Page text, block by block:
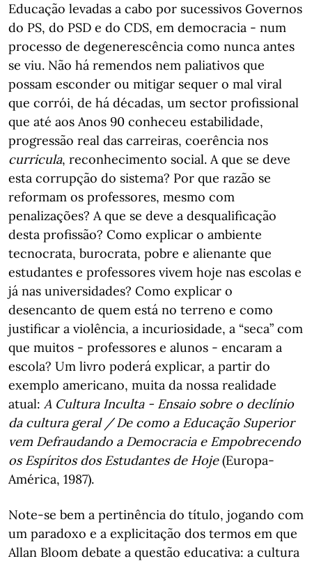
Educação levadas a cabo por sucessivos Governos
do PS, do PSD e do CDS, em democracia - num
processo de degenerescência como nunca antes
se viu. Não há remendos nem paliativos que
possam esconder ou mitigar sequer o mal viral
que corrói, de há décadas, um sector profissional
que até aos Anos 90 conheceu estabilidade,
progressão real das carreiras, coerência nos
curricula, reconhecimento social. A que se deve
esta corrupção do sistema? Por que razão se
reformam os professores, mesmo com
penalizações? A que se deve a desqualificação
desta profissão? Como explicar o ambiente
tecnocrata, burocrata, pobre e alienante que
estudantes e professores vivem hoje nas escolas e
já nas universidades? Como explicar o
desencanto de quem está no terreno e como
justificar a violência, a incuriosidade, a “seca” com
que muitos - professores e alunos - encaram a
escola? Um livro poderá explicar, a partir do
exemplo americano, muita da nossa realidade
atual: A Cultura Inculta - Ensaio sobre o declínio
da cultura geral / De como a Educação Superior
vem Defraudando a Democracia e Empobrecendo
os Espíritos dos Estudantes de Hoje(Europa-
América, 1987).
Note-se bem a pertinência do título, jogando com
um paradoxo e a explicitação dos termos em que
Allan Bloom debate a questão educativa: a cultura